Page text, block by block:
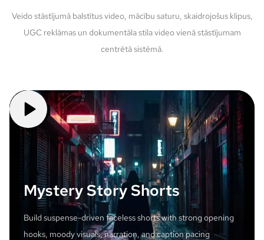
Veido stāstījumā balstītus video, mācību saturu, skaidrojošus klipus,
UGC reklāmas un dokumentāla stila video vienā stāstījumam
centrētā sistēmā.
Mystery Story Shorts
Build suspense-driven faceless shorts with strong opening
hooks, moody visuals, narration, and caption pacing